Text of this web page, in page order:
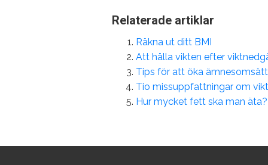
Relaterade artiklar
Räkna ut ditt BMI
Att hålla vikten efter
Tips för att öka
Tio missuppfattningar om
Hur mycket fett ska man äta?